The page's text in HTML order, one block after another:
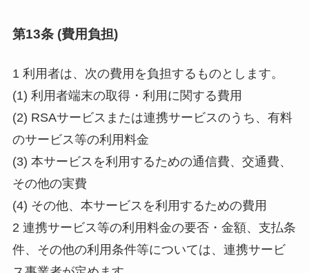
第13条 (費用負担)
1 利用者は、次の費用を負担するものとします。
(1) 利用者端末の取得・利用に関する費用
(2) RSAサービスまたは連携サービスのうち、有料
のサービス等の利用料金
(3) 本サービスを利用するための通信費、交通費、
その他の実費
(4) その他、本サービスを利用するための費用
2 連携サービス等の利用料金の要否・金額、支払条
件、その他の利用条件等については、連携サービ